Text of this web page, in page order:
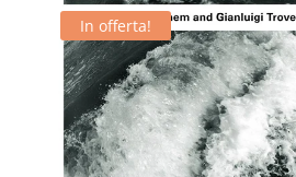
In offerta!